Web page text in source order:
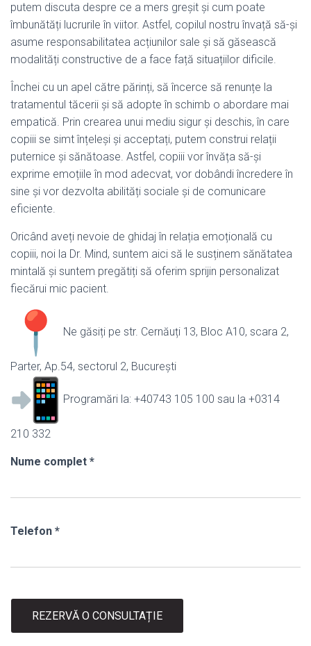
putem discuta despre ce a mers greșit și cum poate
îmbunătăți lucrurile în viitor. Astfel, copilul nostru învață să-și
asume responsabilitatea acțiunilor sale și să găsească
modalități constructive de a face față situațiilor dificile.
Închei cu un apel către părinți, să încerce să renunțe la
tratamentul tăcerii și să adopte în schimb o abordare mai
empatică. Prin crearea unui mediu sigur și deschis, în care
copiii se simt înțeleși și acceptați, putem construi relații
puternice și sănătoase. Astfel, copiii vor învăța să-și
exprime emoțiile în mod adecvat, vor dobândi încredere în
sine și vor dezvolta abilități sociale și de comunicare
eficiente.
Oricând aveți nevoie de ghidaj în relația emoțională cu
copiii, noi la Dr. Mind, suntem aici să le susținem sănătatea
mintală și suntem pregătiți să oferim sprijin personalizat
fiecărui mic pacient.
Ne găsiți pe str. Cernăuți 13, Bloc A10, scara 2,
Parter, Ap.54, sectorul 2, București
Programări la: +40743 105 100 sau la +0314
210 332
Nume complet *
Telefon *
REZERVĂ O CONSULTAȚIE